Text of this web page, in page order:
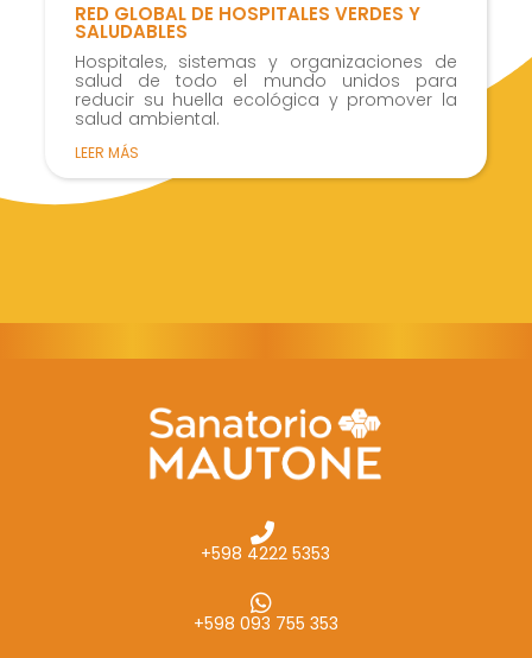
RED GLOBAL DE HOSPITALES VERDES Y
SALUDABLES
Hospitales, sistemas y organizaciones de
salud de todo el mundo unidos para
reducir su huella ecológica y promover la
salud ambiental.
LEER MÁS
+598 4222 5353
+598 093 755 353